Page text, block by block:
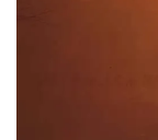
Members-Only
Exclusive guides &